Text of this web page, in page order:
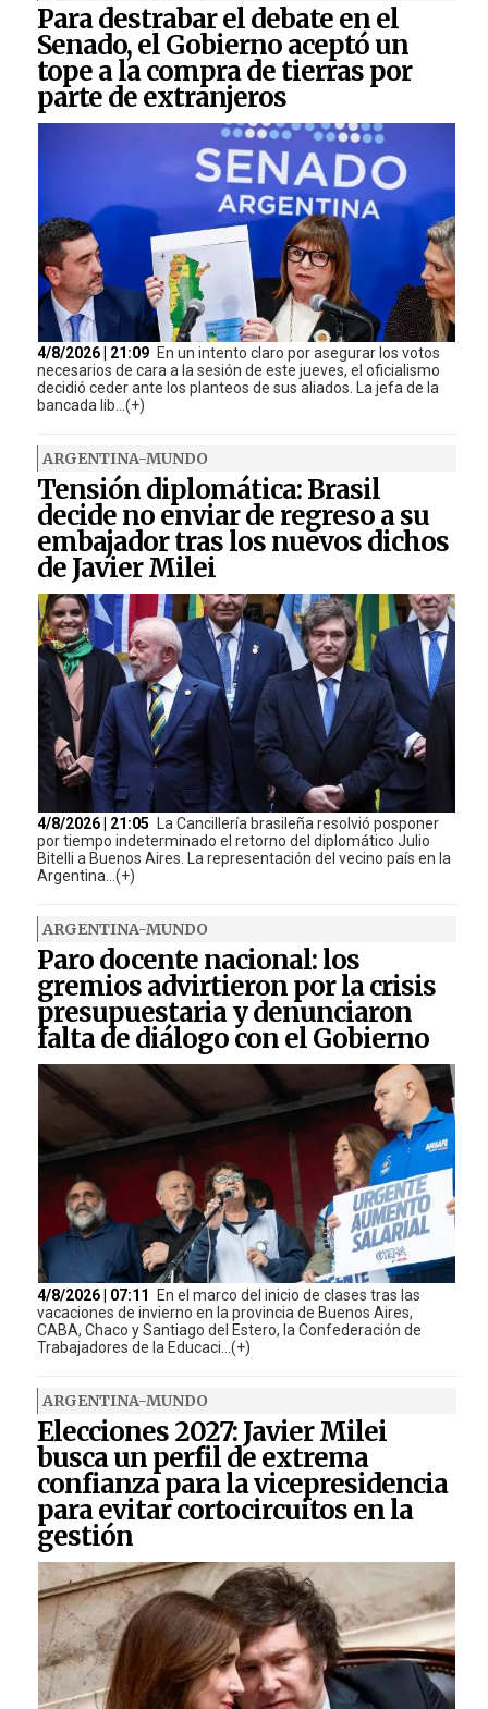
Para destrabar el debate en el
Senado, el Gobierno aceptó un
tope a la compra de tierras por
parte de extranjeros
4/8/2026 | 21:09 En un intento claro por asegurar los votos
necesarios de cara a la sesión de este jueves, el oficialismo
decidió ceder ante los planteos de sus aliados. La jefa de la
bancada lib...(+)
ARGENTINA-MUNDO
Tensión diplomática: Brasil
decide no enviar de regreso a su
embajador tras los nuevos dichos
de Javier Milei
4/8/2026 | 21:05
La Cancillería brasileña resolvió posponer
por tiempo indeterminado el retorno del diplomático Julio
Bitelli a Buenos Aires. La representación del vecino país en la
Argentina...(+)
ARGENTINA-MUNDO
Paro docente nacional: los
gremios advirtieron por la crisis
presupuestaria y denunciaron
falta de diálogo con el Gobierno
4/8/2026 | 07:11
En el marco del inicio de clases tras las
vacaciones de invierno en la provincia de Buenos Aires,
CABA, Chaco y Santiago del Estero, la Confederación de
Trabajadores de la Educaci...(+)
ARGENTINA-MUNDO
Elecciones 2027: Javier Milei
busca un perfil de extrema
confianza para la vicepresidencia
para evitar cortocircuitos en la
gestión